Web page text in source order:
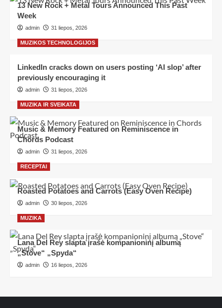
13 New Rock + Metal Tours Announced This Past
Week
admin 31 liepos, 2026
MUZIKOS TECHNOLOGIJOS
LinkedIn cracks down on users posting ‘AI slop’ after
previously encouraging it
admin 31 liepos, 2026
MUZIKA IR SVEIKATA
Music & Memory Featured on Reminiscence in
Chords Podcast
admin 31 liepos, 2026
RECEPTAI
Roasted Potatoes and Carrots (Easy Oven Recipe)
admin 30 liepos, 2026
MUZIKA
Lana Del Rey slapta įrašė kompanioninį albumą
„Stove“ „Spyda“
admin 16 liepos, 2026